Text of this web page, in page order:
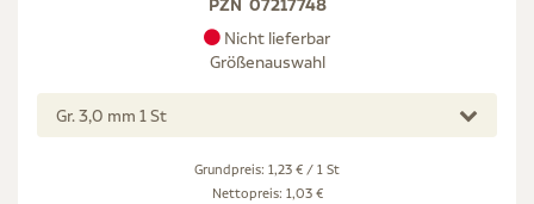
PZN 07217748
Nicht lieferbar
Größenauswahl
Gr. 3,0 mm 1 St
Grundpreis: 1,23 € / 1 St
Nettopreis: 1,03 €